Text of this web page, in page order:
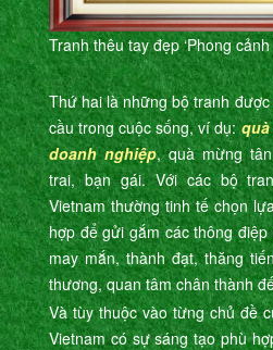
Tranh thêu tay đẹp ‘Phong cảnh
Thứ hai là những bộ tranh
cầu trong cuộc sống, ví dụ:
doanh nghiệp, quà mừng
trai, bạn gái. Với các bộ
Vietnam thường tinh tế chọn
hợp để gửi gắm các thông
may mắn, thành đạt, thăng
thương, quan tâm chân thành
Và tùy thuộc vào từng chủ đề
Vietnam có sự sáng tạo phù